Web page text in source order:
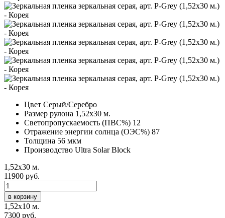
Цвет Серый/Серебро
Размер рулона 1,52х30 м.
Светопропускаемость (ПВС%) 12
Отражение энергии солнца (ОЭС%) 87
Толщина 56 мкм
Производство Ultra Solar Block
1,52х30 м.
11900 руб.
в корзину
1,52х10 м.
7300 руб.